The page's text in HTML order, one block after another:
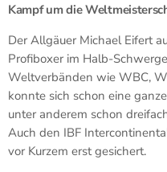
Kampf um die
Der Allgäuer Michael Eifert
Profiboxer im Halb-
Weltverbänden wie WBC,
konnte sich schon eine
unter anderem schon
Auch den IBF
vor Kurzem erst gesichert.